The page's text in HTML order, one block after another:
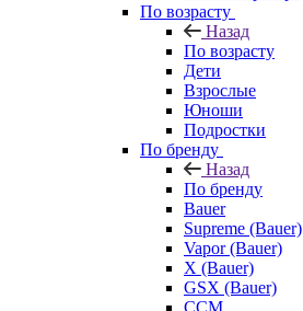
По возрасту
Назад
По возрасту
Дети
Взрослые
Юноши
Подростки
По бренду
Назад
По бренду
Bauer
Supreme (Bauer)
Vapor (Bauer)
X (Bauer)
GSX (Bauer)
CCM